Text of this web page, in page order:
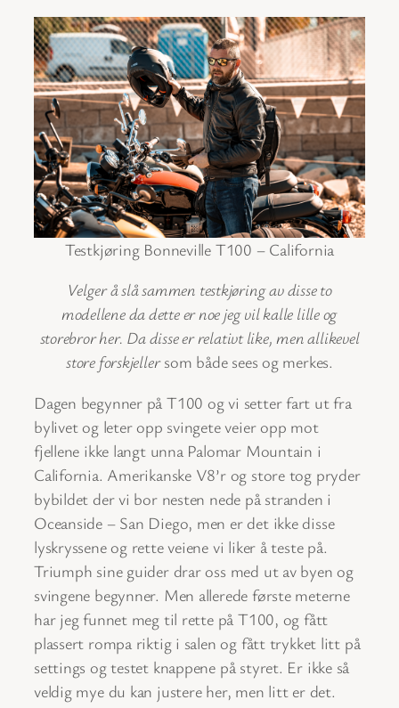
Testkjøring Bonneville T100 – California
Velger å slå sammen testkjøring av disse to
modellene da dette er noe jeg vil kalle lille og
storebror her. Da disse er relativt like, men allikevel
store forskjellersom både sees og merkes.
Dagen begynner på T100 og vi setter fart ut fra
bylivet og leter opp svingete veier opp mot
fjellene ikke langt unna Palomar Mountain i
California. Amerikanske V8’r og store tog pryder
bybildet der vi bor nesten nede på stranden i
Oceanside – San Diego, men er det ikke disse
lyskryssene og rette veiene vi liker å teste på.
Triumph sine guider drar oss med ut av byen og
svingene begynner. Men allerede første meterne
har jeg funnet meg til rette på T100, og fått
plassert rompa riktig i salen og fått trykket litt på
settings og testet knappene på styret. Er ikke så
veldig mye du kan justere her, men litt er det.